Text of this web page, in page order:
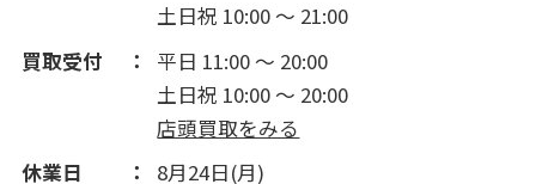
土日祝 10:00 ～ 21:00
買取受付
平日 11:00 ～ 20:00
土日祝 10:00 ～ 20:00
店頭買取をみる
休業日
8月24日(月)